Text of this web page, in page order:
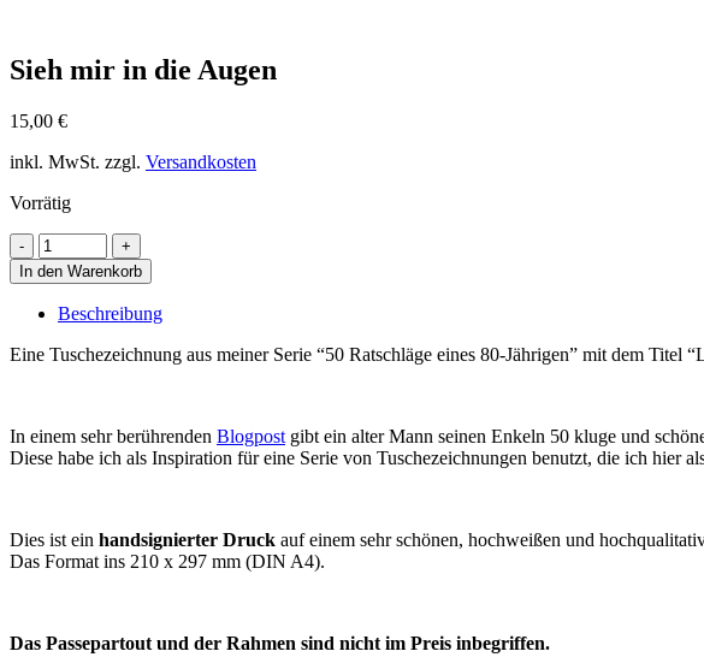
Sieh mir in die Augen
15,00 €
inkl. MwSt. zzgl. Versandkosten
Vorrätig
In den Warenkorb
Beschreibung
Eine Tuschezeichnung aus meiner Serie “50 Ratschläge eines 80-Jährigen” mit dem Titel
In einem sehr berührenden Blogpost gibt ein alter Mann seinen Enkeln 50 kluge und
Diese habe ich als Inspiration für eine Serie von Tuschezeichnungen benutzt, die ich hier
Dies ist ein handsignierter Druck auf einem sehr schönen, hochweißen und
Das Format ins 210 x 297 mm (DIN A4).
Das Passepartout und der Rahmen sind nicht im Preis inbegriffen.